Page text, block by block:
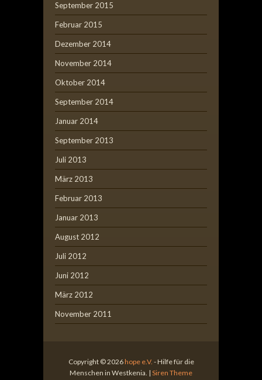
September 2015
Februar 2015
Dezember 2014
November 2014
Oktober 2014
September 2014
Januar 2014
September 2013
Juli 2013
März 2013
Februar 2013
Januar 2013
August 2012
Juli 2012
Juni 2012
März 2012
November 2011
Copyright © 2026hope e.V. - Hilfe für die
Menschen in Westkenia. | Siren Theme